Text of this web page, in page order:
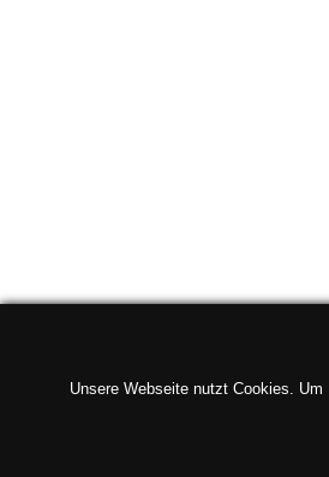
Unsere Webseite nutzt Cookies.